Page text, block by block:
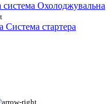
Охолоджувальна
Система стартера